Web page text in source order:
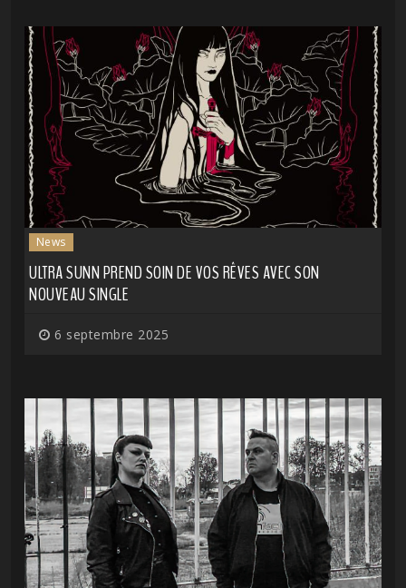
News
ULTRA SUNN PREND SOIN DE VOS RÊVES AVEC SON
NOUVEAU SINGLE
6 septembre 2025